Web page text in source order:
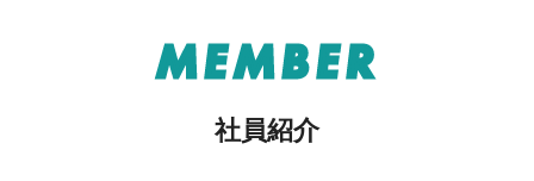
MEMBER
社員紹介